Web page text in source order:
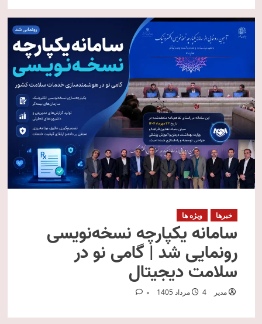
خبرها ویژه ها
سامانه یکپارچه نسخه‌نویسی
رونمایی شد | گامی نو در
سلامت دیجیتال
مدیر 4 مرداد 1405 0